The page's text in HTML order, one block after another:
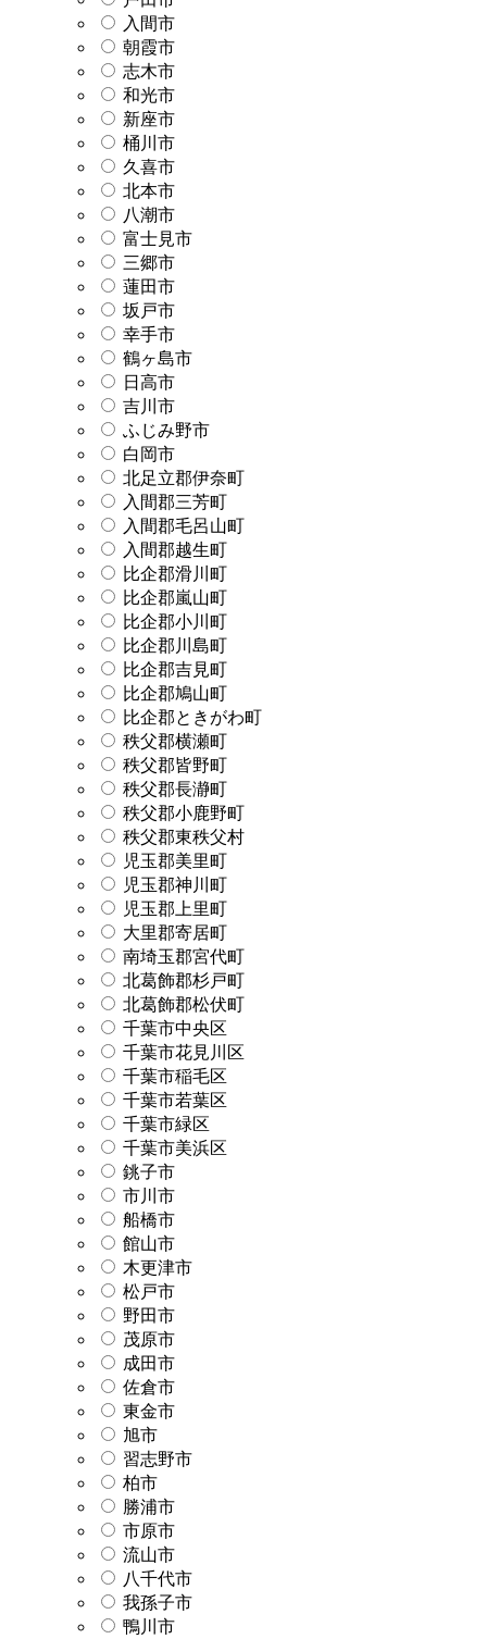
入間市
朝霞市
志木市
和光市
新座市
桶川市
久喜市
北本市
八潮市
富士見市
三郷市
蓮田市
坂戸市
幸手市
鶴ヶ島市
日高市
吉川市
ふじみ野市
白岡市
北足立郡伊奈町
入間郡三芳町
入間郡毛呂山町
入間郡越生町
比企郡滑川町
比企郡嵐山町
比企郡小川町
比企郡川島町
比企郡吉見町
比企郡鳩山町
比企郡ときがわ町
秩父郡横瀬町
秩父郡皆野町
秩父郡長瀞町
秩父郡小鹿野町
秩父郡東秩父村
児玉郡美里町
児玉郡神川町
児玉郡上里町
大里郡寄居町
南埼玉郡宮代町
北葛飾郡杉戸町
北葛飾郡松伏町
千葉市中央区
千葉市花見川区
千葉市稲毛区
千葉市若葉区
千葉市緑区
千葉市美浜区
銚子市
市川市
船橋市
館山市
木更津市
松戸市
野田市
茂原市
成田市
佐倉市
東金市
旭市
習志野市
柏市
勝浦市
市原市
流山市
八千代市
我孫子市
鴨川市